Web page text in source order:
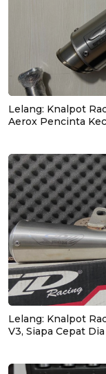
Lelang: Knalpot
Aerox Pencinta
Lelang: Knalpot
V3, Siapa Cepat